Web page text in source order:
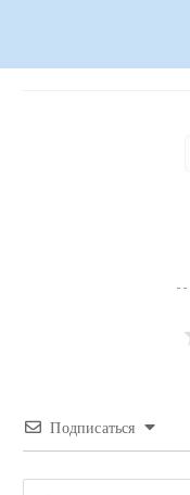
Подписаться